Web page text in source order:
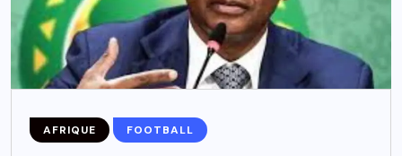
AFRIQUE FOOTBALL